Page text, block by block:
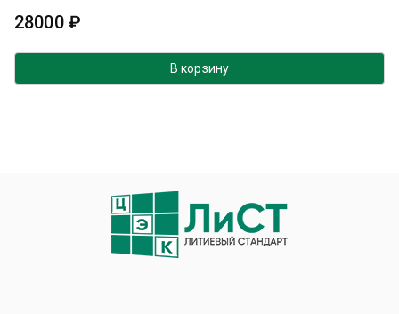
28000 ₽
В корзину